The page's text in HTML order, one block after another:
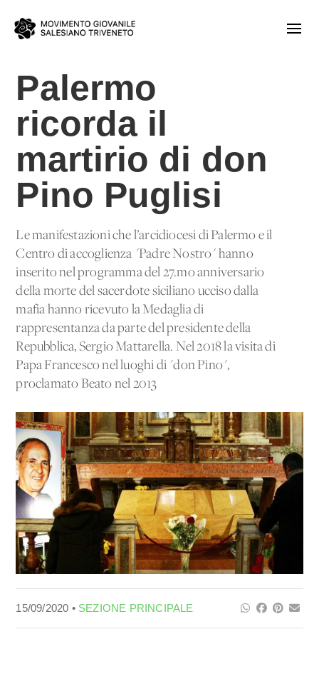
Palermo
ricorda il
martirio di don
Pino Puglisi
Le manifestazioni che l’arcidiocesi di Palermo e il
Centro di accoglienza "Padre Nostro" hanno
inserito nel programma del 27.mo anniversario
della morte del sacerdote siciliano ucciso dalla
mafia hanno ricevuto la Medaglia di
rappresentanza da parte del presidente della
Repubblica, Sergio Mattarella. Nel 2018 la visita di
Papa Francesco nel luoghi di "don Pino",
proclamato Beato nel 2013
15/09/2020 • SEZIONE PRINCIPALE